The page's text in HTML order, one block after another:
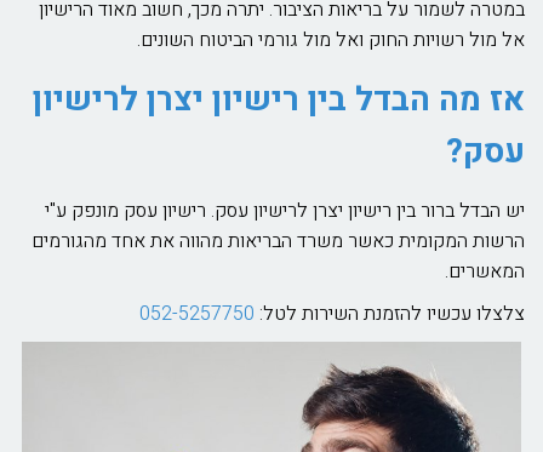
במטרה לשמור על בריאות הציבור. יתרה מכך, חשוב מאוד הרישיון
אל מול רשויות החוק ואל מול גורמי הביטוח השונים.
אז מה הבדל בין רישיון יצרן לרישיון
עסק?
יש הבדל ברור בין רישיון יצרן לרישיון עסק. רישיון עסק מונפק ע"י
הרשות המקומית כאשר משרד הבריאות מהווה את אחד מהגורמים
המאשרים.
צלצלו עכשיו להזמנת השירות לטל: 052-5257750